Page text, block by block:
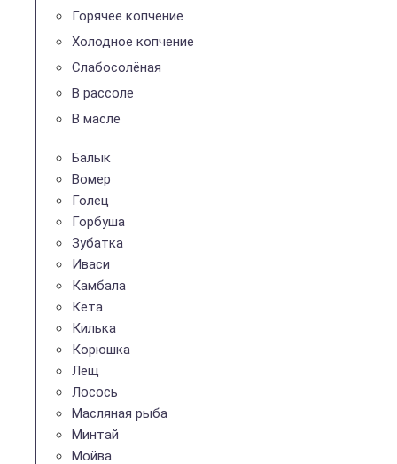
Горячее копчение
Холодное копчение
Слабосолёная
В рассоле
В масле
Балык
Вомер
Голец
Горбуша
Зубатка
Иваси
Камбала
Кета
Килька
Корюшка
Лещ
Лосось
Масляная рыба
Минтай
Мойва